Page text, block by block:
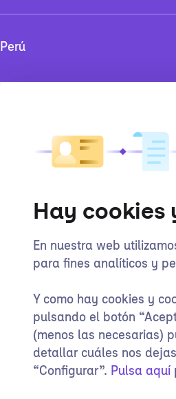
Hay cookies
En nuestra web
para fines analíticos y
Y como hay cookies y
pulsando el botón
(menos las necesarias)
detallar cuáles nos
“Configurar”. Pulsa aquí